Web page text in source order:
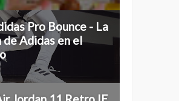
Pro Bounce - La
Adidas en el